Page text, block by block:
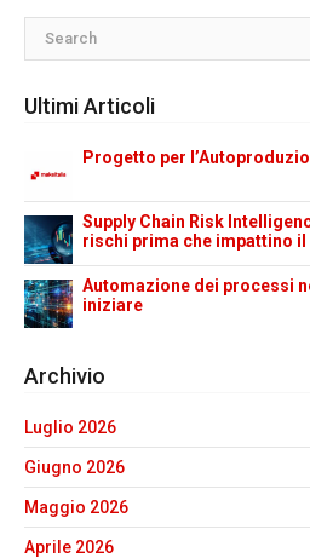
Ultimi Articoli
Progetto per
Supply Chain Risk
rischi prima che impattino il
Automazione dei processi
iniziare
Archivio
Luglio 2026
Giugno 2026
Maggio 2026
Aprile 2026